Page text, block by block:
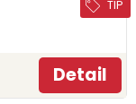
TIP
Detail